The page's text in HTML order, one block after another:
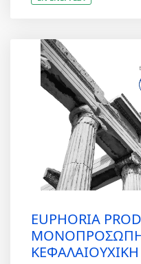
EUPHORIA
ΜΟΝΟΠΡΟΣΩΠΗ
ΚΕΦΑΛΑΙΟΥΧΙΚΗ